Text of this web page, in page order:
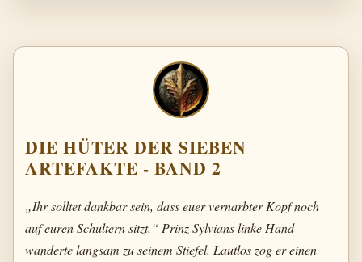
DIE HÜTER DER SIEBEN
ARTEFAKTE - BAND 2
„Ihr solltet dankbar sein, dass euer vernarbter Kopf noch
auf euren Schultern sitzt.“ Prinz Sylvians linke Hand
wanderte langsam zu seinem Stiefel. Lautlos zog er einen